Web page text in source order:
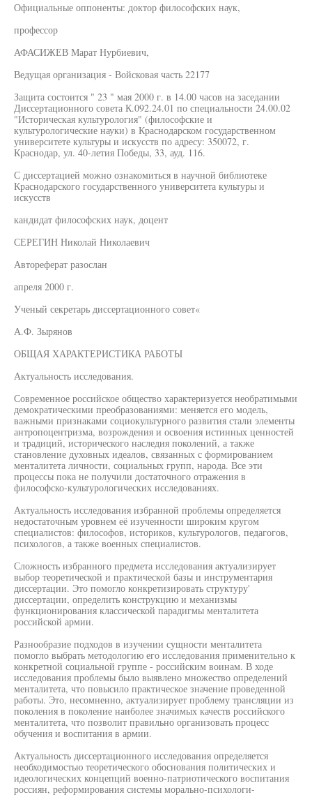
Официальные оппоненты: доктор философских наук,
профессор
АФАСИЖЕВ Марат Нурбиевич,
Ведущая организация - Войсковая часть 22177
Защита состоится " 23 " мая 2000 г. в 14.00 часов на заседании
Диссертационного совета К.092.24.01 по специальности 24.00.02
"Историческая культурология" (философские и
культурологические науки) в Краснодарском государственном
университете культуры и искусств по адресу: 350072, г.
Краснодар, ул. 40-летия Победы, 33, ауд. 116.
С диссертацией можно ознакомиться в научной библиотеке
Краснодарского государственного университета культуры и
искусств
кандидат философских наук, доцент
СЕРЕГИН Николай Николаевич
Автореферат разослан
апреля 2000 г.
Ученый секретарь диссертационного совет«
А.Ф. Зырянов
ОБЩАЯ ХАРАКТЕРИСТИКА РАБОТЫ
Актуальность исследования.
Современное российское общество характеризуется необратимыми
демократическими преобразованиями: меняется его модель,
важными признаками социокультурного развития стали элементы
антропоцентризма, возрождения и освоения истинных ценностей
и традиций, исторического наследия поколений, а также
становление духовных идеалов, связанных с формированием
менталитета личности, социальных групп, народа. Все эти
процессы пока не получили достаточного отражения в
философско-культурологических исследованиях.
Актуальность исследования избранной проблемы определяется
недостаточным уровнем её изученности широким кругом
специалистов: философов, историков, культурологов, педагогов,
психологов, а также военных специалистов.
Сложность избранного предмета исследования актуализирует
выбор теоретической и практической базы и инструментария
диссертации. Это помогло конкретизировать структуру'
диссертации, определить конструкцию и механизмы
функционирования классической парадигмы менталитета
российской армии.
Разнообразие подходов в изучении сущности менталитета
помогло выбрать методологию его исследования применительно к
конкретной социальной группе - российским воинам. В ходе
исследования проблемы было выявлено множество определений
менталитета, что повысило практическое значение проведенной
работы. Это, несомненно, актуализирует проблему трансляции из
поколения в поколение наиболее значимых качеств российского
менталитета, что позволит правильно организовать процесс
обучения и воспитания в армии.
Актуальность диссертационного исследования определяется
необходимостью теоретического обоснования политических и
идеологических концепций военно-патриотического воспитания
россиян, реформирования системы морально-психологи-